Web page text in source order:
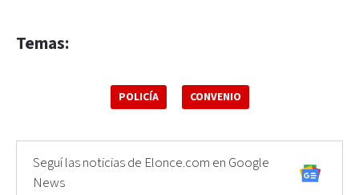
Temas:
POLICÍA CONVENIO
Seguí las noticias de Elonce.com en Google
News